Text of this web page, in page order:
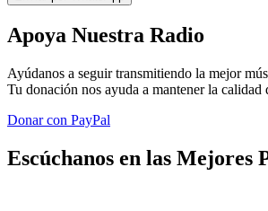
Apoya Nuestra Radio
Ayúdanos a seguir transmitiendo la mejor
Tu donación nos ayuda a mantener la calidad
Donar con PayPal
Escúchanos en las Mejores